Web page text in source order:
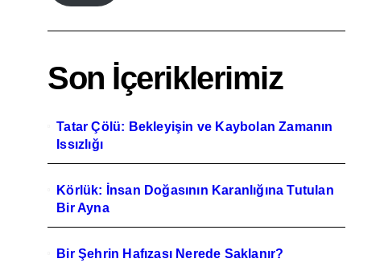
Son İçeriklerimiz
Tatar Çölü: Bekleyişin ve Kaybolan Zamanın
Issızlığı
Körlük: İnsan Doğasının Karanlığına Tutulan
Bir Ayna
Bir Şehrin Hafızası Nerede Saklanır?